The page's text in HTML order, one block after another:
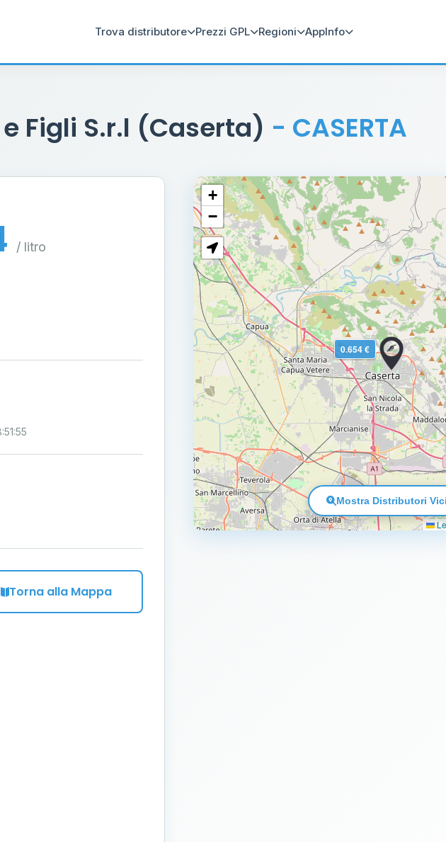
Trova distributore Prezzi GPL Regioni AppInfo
Figli S.r.l (Caserta) - CASERTA
/ litro
Torna alla Mappa
0.654 €
+
−
Mostra Distributori